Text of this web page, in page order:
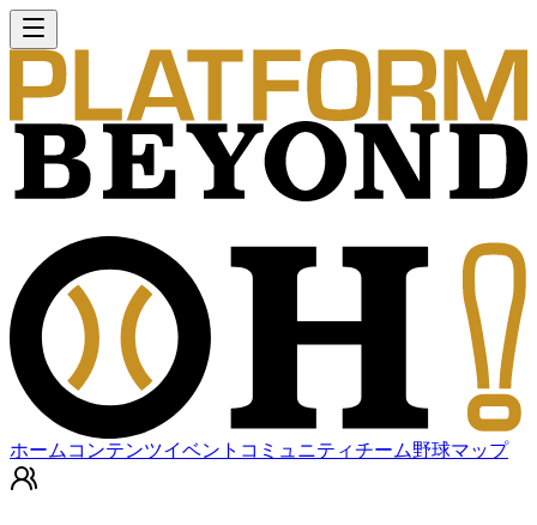
ホーム コンテンツイベント コミュニティチーム野球マップ